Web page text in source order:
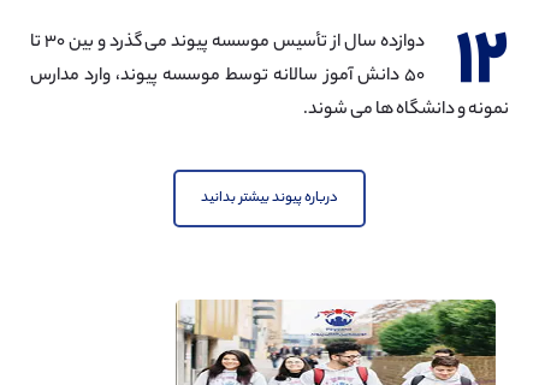
۱۲
دوازده سال از تأسیس موسسه پیوند می گذرد و بین ۳۰ تا
۵۰ دانش آموز سالانه توسط موسسه پیوند، وارد مدارس
نمونه و دانشگاه ها می شوند.
درباره پیوند بیشتر بدانید